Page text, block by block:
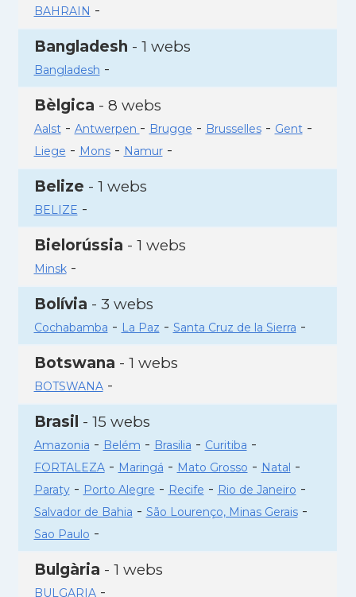
BAHRAIN -
Bangladesh - 1 webs
Bangladesh -
Bèlgica - 8 webs
Aalst- Antwerpen - Brugge - Brusselles- Gent-
Liege - Mons- Namur-
Belize - 1 webs
BELIZE -
Bielorússia - 1 webs
Minsk-
Bolívia - 3 webs
Cochabamba - La Paz - Santa Cruz de la Sierra -
Botswana - 1 webs
BOTSWANA-
Brasil - 15 webs
Amazonia - Belém - Brasilia - Curitiba -
FORTALEZA- Maringá - Mato Grosso - Natal -
Paraty- Porto Alegre - Recife - Rio de Janeiro -
Salvador de Bahia - São Lourenço, Minas Gerais-
Sao Paulo -
Bulgària - 1 webs
BULGARIA-